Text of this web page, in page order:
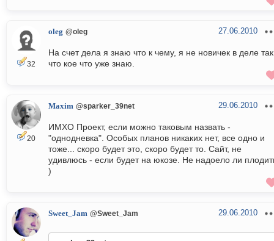
32
oleg @oleg 27.06.2010
На счет дела я знаю что к чему, я не новичек в деле так
что кое что уже знаю.
20
Maxim @sparker_39net 29.06.2010
ИМХО Проект, если можно таковым назвать -
"однодневка". Особых планов никаких нет, все одно и
тоже... скоро будет это, скоро будет то. Сайт, не
удивлюсь - если будет на юкозе. Не надоело ли
)
Sweet_Jam @Sweet_Jam 29.06.2010